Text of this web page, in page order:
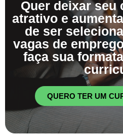
Quer deixar seu
atrativo e
de ser
vagas de
faça sua
QUERO TER UM